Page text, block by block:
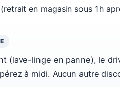
en magasin sous 1 h
(lave-linge en panne), le
à midi. Aucun autre